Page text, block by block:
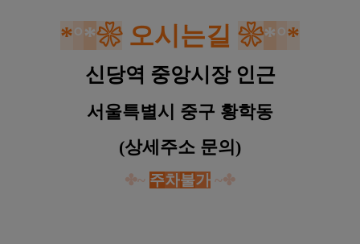
*°*❀오시는길 ❀*°*
신당역 중앙시장 인근
서울특별시 중구 황학동
(상세주소 문의)
✤~ 주차불가 ~✤